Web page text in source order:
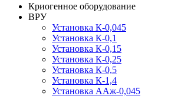
Криогенное оборудование
ВРУ
Установка К-0,045
Установка К-0,1
Установка К-0,15
Установка К-0,25
Установка К-0,5
Установка К-1,4
Установка ААж-0,045